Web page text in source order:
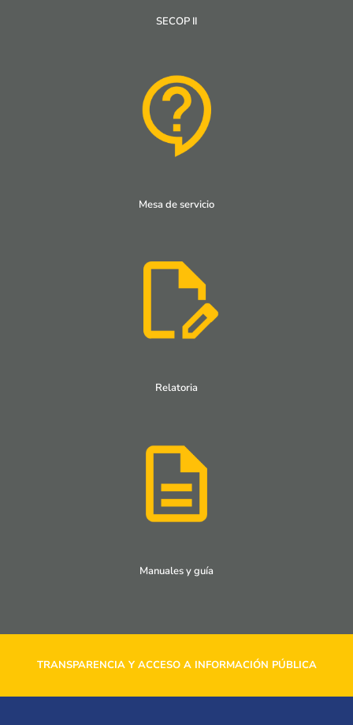
SECOP II
Mesa de servicio
Relatoria
Manuales y guía
TRANSPARENCIA Y ACCESO A INFORMACIÓN PÚBLICA